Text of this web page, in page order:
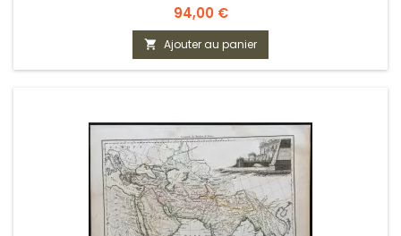
Prix
94,00 €
 Ajouter au panier